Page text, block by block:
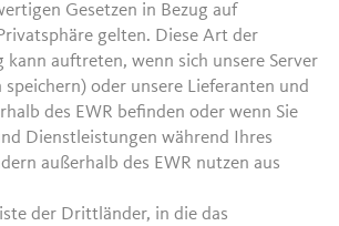
Gesetzen in Bezug auf
gelten. Diese Art der
kann auftreten, wenn sich unsere Server
oder unsere Lieferanten und
des EWR befinden oder wenn Sie
Dienstleistungen während Ihres
außerhalb des EWR nutzen aus
der Drittländer, in die das